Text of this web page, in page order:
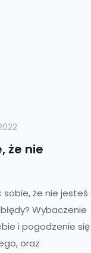
że nie
że nie jesteś
Wybaczenie
i pogodzenie się
oraz